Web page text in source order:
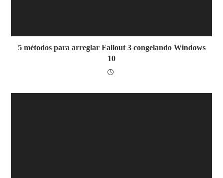
5 métodos para arreglar Fallout 3 congelando Windows
10